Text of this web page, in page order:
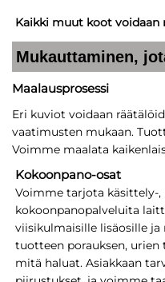
Kaikki muut koot voidaan
Mukauttaminen,
Maalausprosessi
Eri kuviot voidaan
vaatimusten mukaan.
Voimme maalata
Kokoonpano-osat
Voimme tarjota käsittely-,
kokoonpanopalveluita
viisikulmaisille lisäosille
tuotteen porauksen, urien
mitä haluat. Asiakkaan